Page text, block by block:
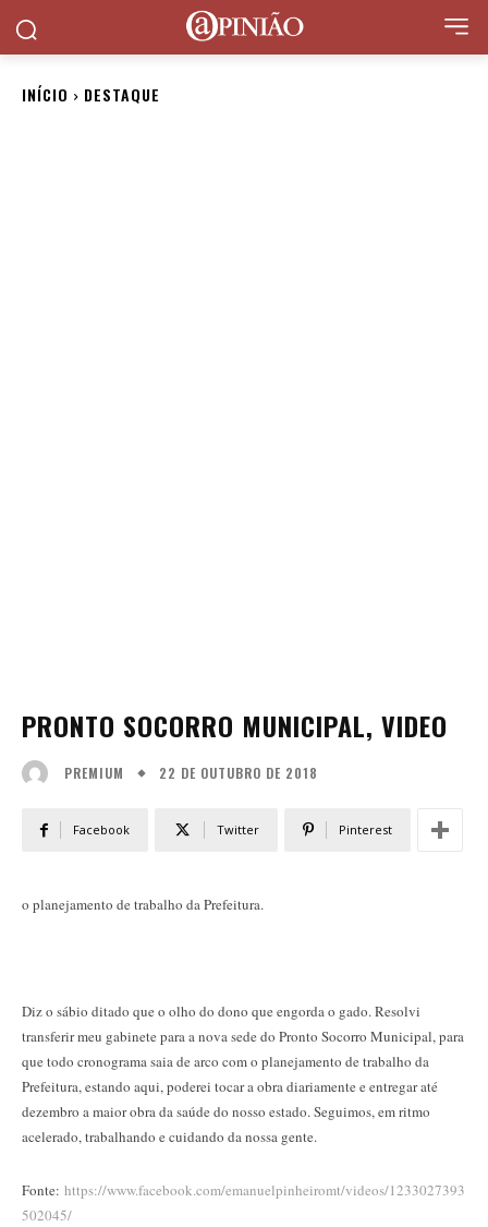
INÍCIO DESTAQUE
PRONTO SOCORRO MUNICIPAL, VIDEO
PREMIUM 22 DE OUTUBRO DE 2018
Facebook Twitter Pinterest
o planejamento de trabalho da Prefeitura.
Diz o sábio ditado que o olho do dono que engorda o gado. Resolvi
transferir meu gabinete para a nova sede do Pronto Socorro Municipal, para
que todo cronograma saia de arco com o planejamento de trabalho da
Prefeitura, estando aqui, poderei tocar a obra diariamente e entregar até
dezembro a maior obra da saúde do nosso estado. Seguimos, em ritmo
acelerado, trabalhando e cuidando da nossa gente.
Fonte: https://www.facebook.com/emanuelpinheiromt/videos/1233027393
502045/